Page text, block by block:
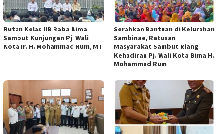
Rutan Kelas IIB Raba Bima
Sambut Kunjungan Pj. Wali
Kota Ir. H. Mohammad Rum, MT
Serahkan Bantuan di Kelurahan
Sambinae, Ratusan
Masyarakat Sambut Riang
Kehadiran Pj. Wali Kota Bima H.
Mohammad Rum